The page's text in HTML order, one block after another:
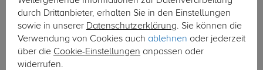
durch Drittanbieter, erhalten Sie in den Einstellungen
sowie in unserer Datenschutzerklärung. Sie können die
Verwendung von Cookies auch ablehnen oder jederzeit
über die Cookie-Einstellungen anpassen oder
widerrufen.